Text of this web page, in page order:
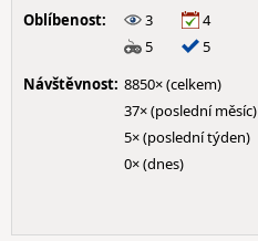
Oblíbenost:
3
4
5
5
Návštěvnost: 8850× (celkem)
37× (poslední měsíc)
5× (poslední týden)
0× (dnes)